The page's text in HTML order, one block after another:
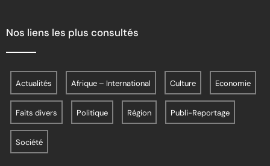
Nos liens les plus consultés
Actualités Afrique – International Culture Economie
Faits divers Politique Région Publi-Reportage
Société